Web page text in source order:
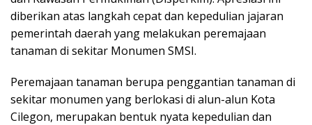
diberikan atas langkah cepat dan kepedulian jajaran
pemerintah daerah yang melakukan peremajaan
tanaman di sekitar Monumen SMSI.
Peremajaan tanaman berupa penggantian tanaman di
sekitar monumen yang berlokasi di alun-alun Kota
Cilegon, merupakan bentuk nyata kepedulian dan